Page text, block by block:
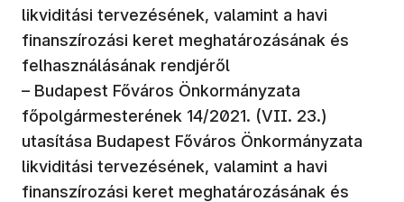
likviditási tervezésének, valamint a havi
finanszírozási keret meghatározásának és
felhasználásának rendjéről
– Budapest Főváros Önkormányzata
főpolgármesterének 14/2021. (VII. 23.)
utasítása Budapest Főváros Önkormányzata
likviditási tervezésének, valamint a havi
finanszírozási keret meghatározásának és